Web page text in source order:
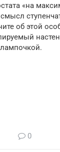
«на
смысл
об этой
0